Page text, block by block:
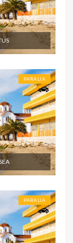
PARALIA
PARALIA